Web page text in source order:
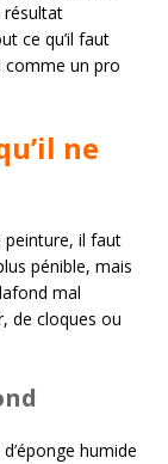
résultat
ce qu’il faut
comme un pro
ne
il faut
pénible, mais
mal
de cloques ou
humide